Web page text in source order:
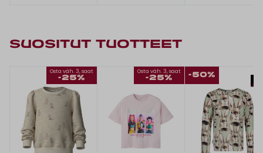
SUOSITUT TUOTTEET
Osta väh. 3, saat
-25%
Osta väh. 3, saat
-25% -50%